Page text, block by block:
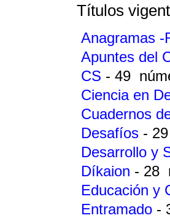
Títulos
Anagramas
Apuntes del
CS - 49
Ciencia en
Cuadernos
Desafíos -
Desarrollo y
Díkaion - 28
Educación y
Entramado -